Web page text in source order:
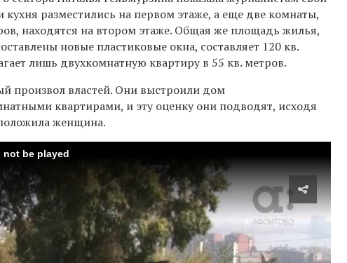
разместились на первом этаже, а еще две комнаты,
находятся на втором этаже. Общая же площадь жилья,
новые пластиковые окна, составляет 120 кв.
лишь двухкомнатную квартиру в 55 кв. метров.
произвол властей. Они выстроили дом
квартирами, и эту оценку они подводят, исходя
женщина.
not be played